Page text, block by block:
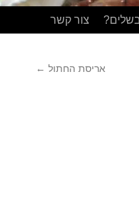
צור קשר
אריסת החתול ←